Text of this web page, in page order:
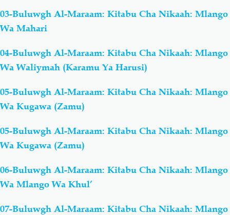
03-Buluwgh Al-Maraam: Kitabu Cha Nikaah: Mlango
Wa Mahari
04-Buluwgh Al-Maraam: Kitabu Cha Nikaah: Mlango
Wa Waliymah (Karamu Ya Harusi)
05-Buluwgh Al-Maraam: Kitabu Cha Nikaah: Mlango
Wa Kugawa (Zamu)
05-Buluwgh Al-Maraam: Kitabu Cha Nikaah: Mlango
Wa Kugawa (Zamu)
06-Buluwgh Al-Maraam: Kitabu Cha Nikaah: Mlango
Wa Mlango Wa Khul’
07-Buluwgh Al-Maraam: Kitabu Cha Nikaah: Mlango